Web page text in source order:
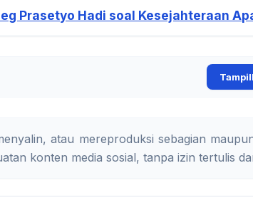
Prasetyo Hadi soal Kesejahteraan
atau mereproduksi sebagian
konten media sosial, tanpa izin tertulis